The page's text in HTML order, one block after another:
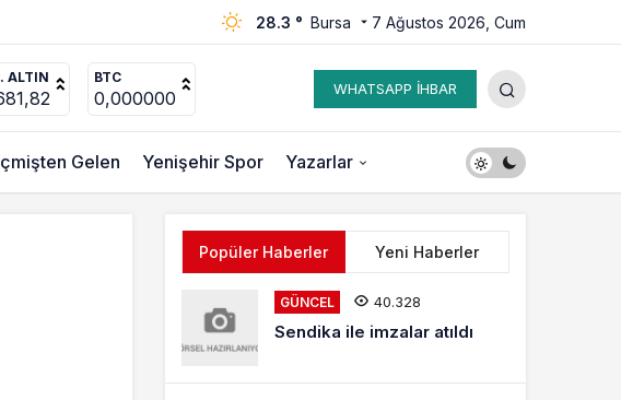
28.3 ° Bursa 7 Ağustos 2026, Cum
ALTIN BTC
0,000000 WHATSAPP İHBAR
Gelen Yenişehir Spor Yazarlar
Popüler Haberler Yeni Haberler
GÜNCEL 40.328
Sendika ile imzalar atıldı